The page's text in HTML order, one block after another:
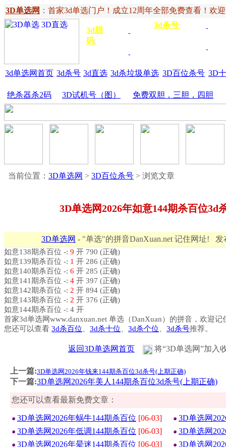
3D单选网 ： 首家3d单选门户！成立12周年全部免费查看！欢
3d胆
码:
3d杀号:
3d单选网首页 3d杀号 3d直选 3d杀垃圾单选 3D百位杀号 3D
绝杀器杀2码 3D试机号（图） 免费双胆，三胆，四胆
当前位置： 3D单选网 > 3D百位杀号 > 浏览文章
3D单选网2026年如意144期杀百位3d
3D单选网 - "单选"的拼音DanXuan.net 记住网址! 发
如意138期杀百位 -: 9 开 790 (正确)
如意139期杀百位 -: 1 开 286 (正确)
如意140期杀百位 -: 6 开 285 (正确)
如意141期杀百位 -: 4 开 397 (正确)
如意142期杀百位 -: 2 开 894 (正确)
如意143期杀百位 -: 2 开 376 (正确)
如意144期杀百位 -: 4 开
首家3d单选网www.danxuan.net 单选（DanXuan）的拼音，欢迎记
您还可以查看 3d杀百位 3d杀十位 3d杀个位 3d杀号推荐。
返回3D单选网首页 将“3D单选网”加入
上一篇:3D单选网2026年钱来144期杀百位3d杀号(上期正确)
下一篇:3D单选网2026年美人144期杀百位3d杀号(上期正确)
您还可以查看最新免费文章：
3D单选网2026年蜗牛144期杀百位 [06-03]
3D单选网
3D单选网2026年低调144期杀百位 [06-03]
3D单选网
3D单选网2026年晕迷144期杀百位 [06-03]
3D单选网